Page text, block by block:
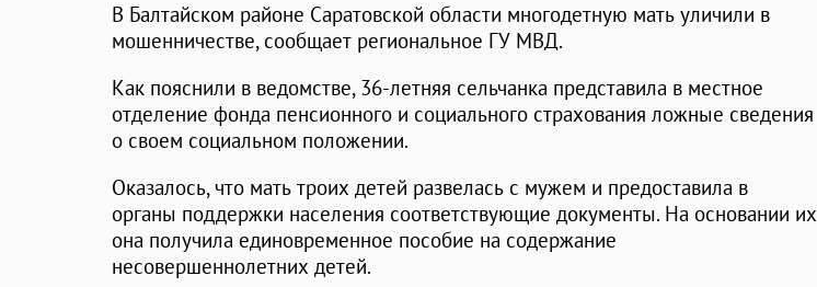
В Балтайском районе Саратовской области многодетную мать уличили в
мошенничестве, сообщает региональное ГУ МВД.
Как пояснили в ведомстве, 36-летняя сельчанка представила в местное
отделение фонда пенсионного и социального страхования ложные сведения
о своем социальном положении.
Оказалось, что мать троих детей развелась с мужем и предоставила в
органы поддержки населения соответствующие документы. На основании их
она получила единовременное пособие на содержание
несовершеннолетних детей.